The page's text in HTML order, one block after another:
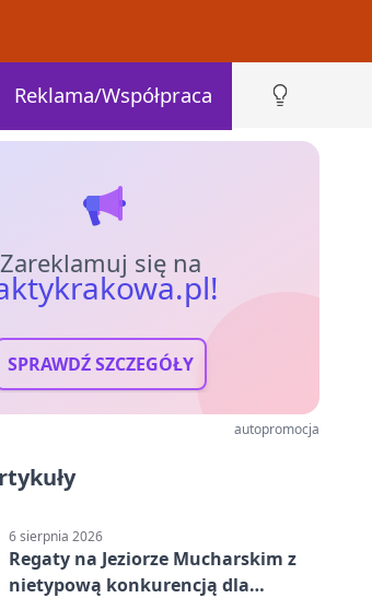
Reklama/Współpraca
Zareklamuj się na
SPRAWDŹ SZCZEGÓŁY
autopromocja
6 sierpnia 2026
Regaty na Jeziorze Mucharskim z
nietypową konkurencją dla